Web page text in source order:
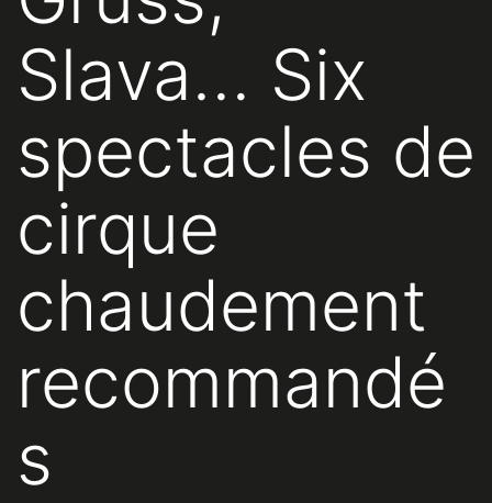
Slava… Six
spectacles de
cirque
chaudement
recommandé
s